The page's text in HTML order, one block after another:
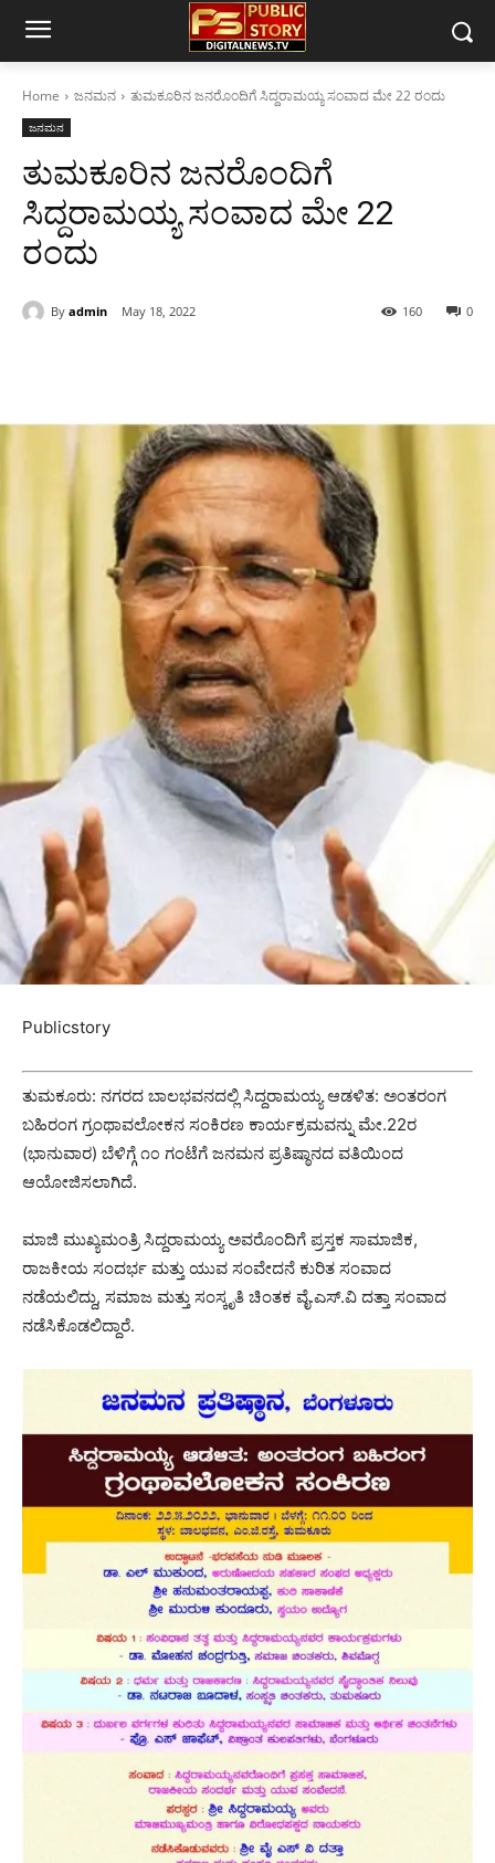
Home ಜನಮನ ತುಮಕೂರಿನ ಜನರೊಂದಿಗೆ ಸಿದ್ದರಾಮಯ್ಯ ಸಂವಾದ ಮೇ 22 ರಂದು
ಜನಮನ
ತುಮಕೂರಿನ ಜನರೊಂದಿಗೆ
ಸಿದ್ದರಾಮಯ್ಯ ಸಂವಾದ ಮೇ 22
ರಂದು
By admin May 18, 2022 0
160
Publicstory
ತುಮಕೂರು: ನಗರದ ಬಾಲಭವನದಲ್ಲಿ ಸಿದ್ದರಾಮಯ್ಯ ಆಡಳಿತ: ಅಂತರಂಗ
ಬಹಿರಂಗ ಗ್ರಂಥಾವಲೋಕನ ಸಂಕಿರಣ ಕಾರ್ಯಕ್ರಮವನ್ನು ಮೇ.22ರ
(ಭಾನುವಾರ) ಬೆಳಿಗ್ಗೆ ೧೦ ಗಂಟೆಗೆ ಜನಮನ ಪ್ರತಿಷ್ಠಾನದ ವತಿಯಿಂದ
ಆಯೋಜಿಸಲಾಗಿದೆ.
ಮಾಜಿ ಮುಖ್ಯಮಂತ್ರಿ ಸಿದ್ದರಾಮಯ್ಯ ಅವರೊಂದಿಗೆ ಪ್ರಸ್ತಕ ಸಾಮಾಜಿಕ,
ರಾಜಕೀಯ ಸಂದರ್ಭ ಮತ್ತು ಯುವ ಸಂವೇದನೆ ಕುರಿತ ಸಂವಾದ
ನಡೆಯಲಿದ್ದು, ಸಮಾಜ ಮತ್ತು ಸಂಸ್ಕೃತಿ ಚಿಂತಕ ವೈ.ಎಸ್.ವಿ ದತ್ತಾ ಸಂವಾದ
ನಡೆಸಿಕೊಡಲಿದ್ದಾರೆ.